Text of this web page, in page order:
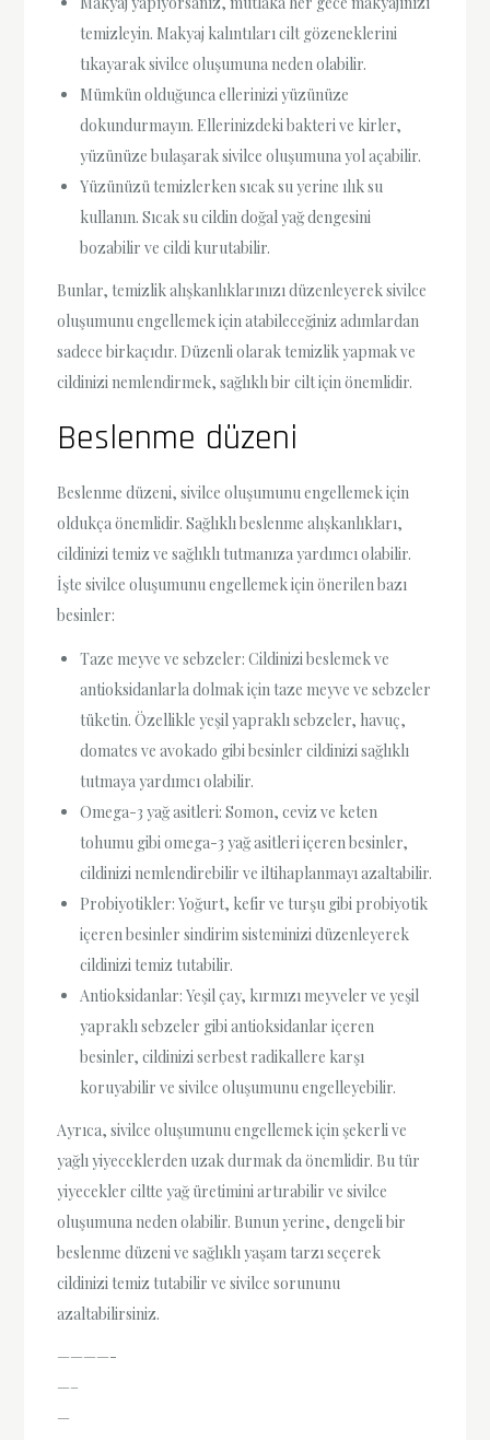
temizleyin. Makyaj kalıntıları cilt gözeneklerini
tıkayarak sivilce oluşumuna neden olabilir.
Mümkün olduğunca ellerinizi yüzünüze
dokundurmayın. Ellerinizdeki bakteri ve kirler,
yüzünüze bulaşarak sivilce oluşumuna yol açabilir.
Yüzünüzü temizlerken sıcak su yerine ılık su
kullanın. Sıcak su cildin doğal yağ dengesini
bozabilir ve cildi kurutabilir.
Bunlar, temizlik alışkanlıklarınızı düzenleyerek sivilce
oluşumunu engellemek için atabileceğiniz adımlardan
sadece birkaçıdır. Düzenli olarak temizlik yapmak ve
cildinizi nemlendirmek, sağlıklı bir cilt için önemlidir.
Beslenme düzeni
Beslenme düzeni, sivilce oluşumunu engellemek için
oldukça önemlidir. Sağlıklı beslenme alışkanlıkları,
cildinizi temiz ve sağlıklı tutmanıza yardımcı olabilir.
İşte sivilce oluşumunu engellemek için önerilen bazı
besinler:
Taze meyve ve sebzeler: Cildinizi beslemek ve
antioksidanlarla dolmak için taze meyve ve sebzeler
tüketin. Özellikle yeşil yapraklı sebzeler, havuç,
domates ve avokado gibi besinler cildinizi sağlıklı
tutmaya yardımcı olabilir.
Omega-3 yağ asitleri: Somon, ceviz ve keten
tohumu gibi omega-3 yağ asitleri içeren besinler,
cildinizi nemlendirebilir ve iltihaplanmayı azaltabilir.
Probiyotikler: Yoğurt, kefir ve turşu gibi probiyotik
içeren besinler sindirim sisteminizi düzenleyerek
cildinizi temiz tutabilir.
Antioksidanlar: Yeşil çay, kırmızı meyveler ve yeşil
yapraklı sebzeler gibi antioksidanlar içeren
besinler, cildinizi serbest radikallere karşı
koruyabilir ve sivilce oluşumunu engelleyebilir.
Ayrıca, sivilce oluşumunu engellemek için şekerli ve
yağlı yiyeceklerden uzak durmak da önemlidir. Bu tür
yiyecekler ciltte yağ üretimini artırabilir ve sivilce
oluşumuna neden olabilir. Bunun yerine, dengeli bir
beslenme düzeni ve sağlıklı yaşam tarzı seçerek
cildinizi temiz tutabilir ve sivilce sorununu
azaltabilirsiniz.
————-
—–
—